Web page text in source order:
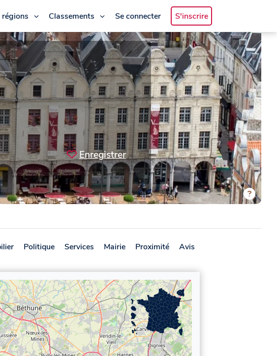
régions Classements Se connecter S'inscrire
Enregistrer
Politique Services Mairie Proximité Avis